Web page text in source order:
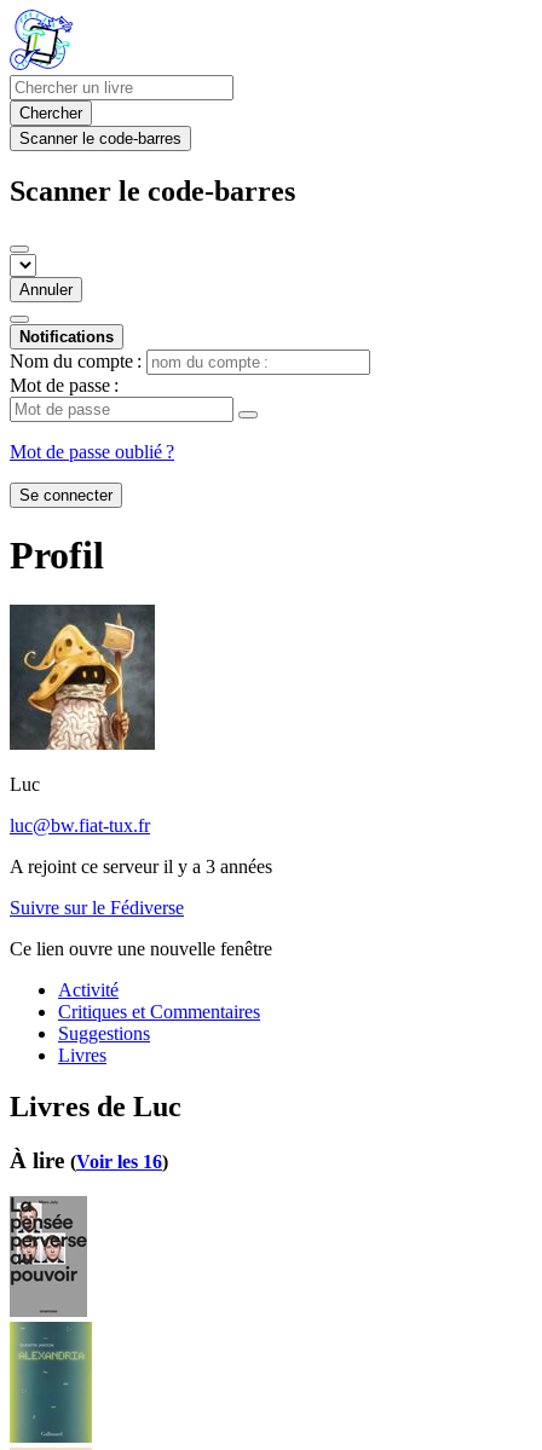
Chercher
Scanner le code-barres
Scanner le code-barres
Annuler
Notifications
Nom du compte :
Mot de passe :
Mot de passe oublié ?
Se connecter
Profil
Luc
luc@bw.fiat-tux.fr
A rejoint ce serveur il y a 3 années
Suivre sur le Fédiverse
Ce lien ouvre une nouvelle fenêtre
Activité
Critiques et Commentaires
Suggestions
Livres
Livres de Luc
À lire (Voir les 16)